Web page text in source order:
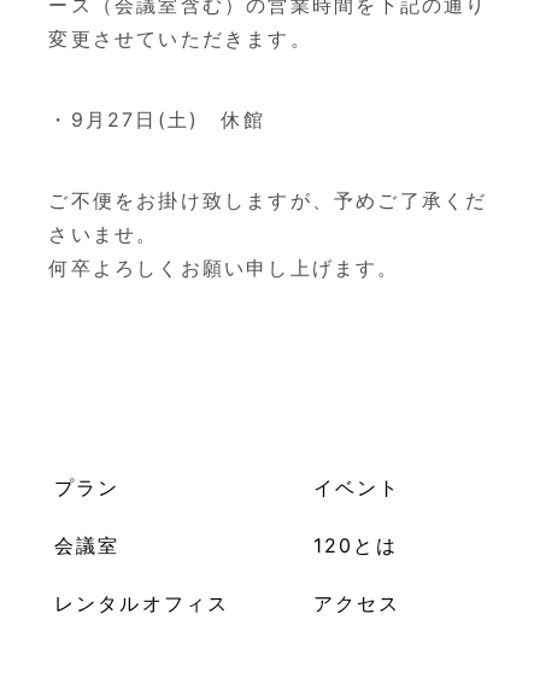
変更させていただきます。
・9月27日(土) 休館
ご不便をお掛け致しますが、予めご了承くだ
さいませ。
何卒よろしくお願い申し上げます。
プラン
会議室 120とは
レンタルオフィス
イベント
アクセス